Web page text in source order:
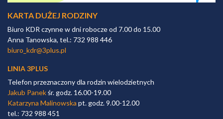
KARTA DUŻEJ RODZINY
Biuro KDR czynne w dni robocze od 7.00 do 15.00
Anna Tanowska, tel.: 732 988 446
biuro_kdr@3plus.pl
LINIA 3PLUS
Telefon przeznaczony dla rodzin wielodzietnych
Jakub Panekśr. godz. 16.00-19.00
Katarzyna Malinowska pt. godz. 9.00-12.00
tel.: 732 988 451